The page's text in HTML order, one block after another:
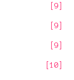
9
9
9
10